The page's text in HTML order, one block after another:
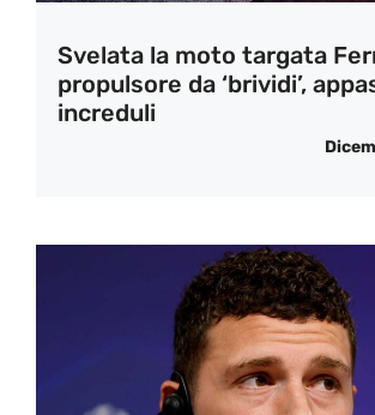
Svelata la moto targata
propulsore da ‘brividi’,
increduli